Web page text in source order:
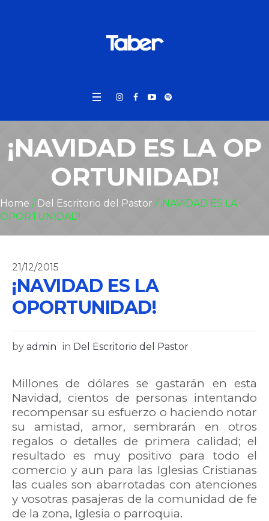
¡NAVIDAD ES LA OP
ORTUNIDAD!
Home / Del Escritorio del Pastor /¡NAVIDAD ES LA
OPORTUNIDAD!
21/12/2015
¡NAVIDAD ES LA
OPORTUNIDAD!
by admin in Del Escritorio del Pastor
Millones de dólares se gastarán en esta
Navidad, cientos de personas intentando
recompensar su esfuerzo o haciendo notar
su amistad, amor, sembrarán en otros
regalos o detalles de primera calidad; el
resultado es muy positivo para todo el
comercio y aun para las Iglesias Cristianas
las cuales son abarrotadas con atenciones
y vosotras pasajeras de la comunidad de fe
de la zona, Iglesia o parroquia.